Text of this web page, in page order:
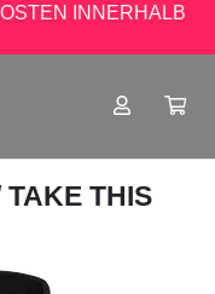
INNERHALB
TAKE THIS